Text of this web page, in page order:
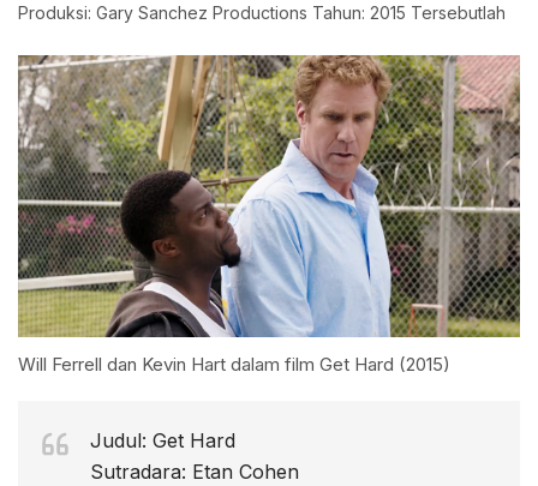
Produksi: Gary Sanchez Productions Tahun: 2015 Tersebutlah
Will Ferrell dan Kevin Hart dalam film Get Hard (2015)
Judul: Get Hard
Sutradara: Etan Cohen